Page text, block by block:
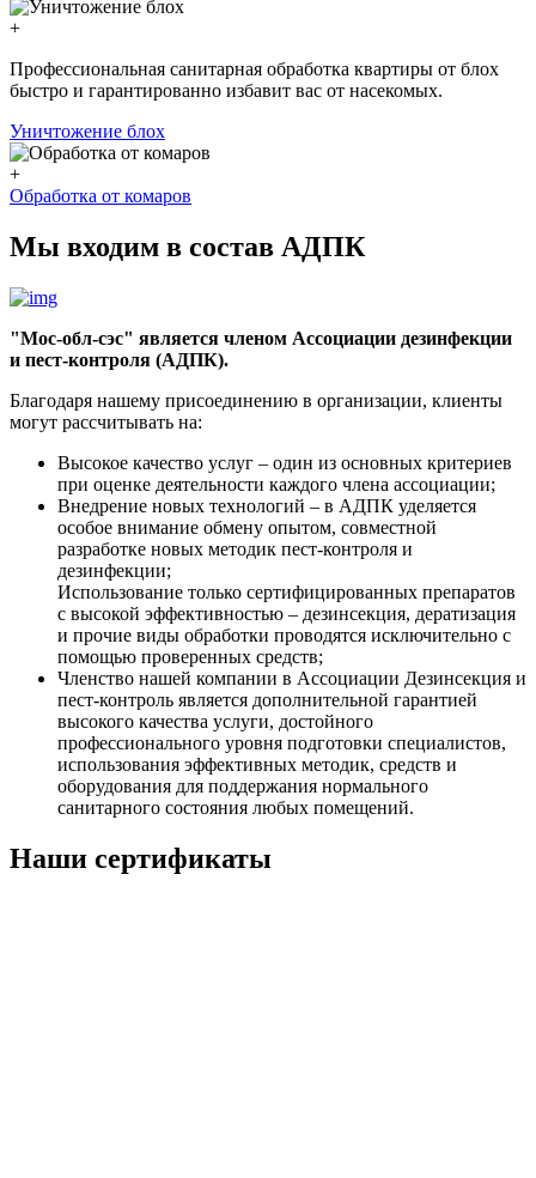
+
Профессиональная санитарная обработка квартиры от блох
быстро и гарантированно избавит вас от насекомых.
Уничтожение блох
+
Обработка от комаров
Мы входим в состав АДПК
"Мос-обл-сэс" является членом Ассоциации дезинфекции
и пест-контроля (АДПК).
Благодаря нашему присоединению в организации, клиенты
могут рассчитывать на:
Высокое качество услуг – один из основных критериев
при оценке деятельности каждого члена ассоциации;
Внедрение новых технологий – в АДПК уделяется
особое внимание обмену опытом, совместной
разработке новых методик пест-контроля и
дезинфекции;
Использование только сертифицированных препаратов
с высокой эффективностью – дезинсекция, дератизация
и прочие виды обработки проводятся исключительно с
помощью проверенных средств;
Членство нашей компании в Ассоциации Дезинсекция и
пест-контроль является дополнительной гарантией
высокого качества услуги, достойного
профессионального уровня подготовки специалистов,
использования эффективных методик, средств и
оборудования для поддержания нормального
санитарного состояния любых помещений.
Наши сертификаты